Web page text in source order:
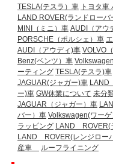
TESLA(テスラ）車 トヨタ車
LAND ROVER(ランドローバ
MINI（ミニ）車 AUDI（アウ
PORSCHE（ポルシェ）車
AUDI（アウディ)車 VOLVO
Benz(ベンツ）車
ーティング TESLA(テスラ)車
JAGUAR(ジャガー)車 LAND
ー)車 GW休業について 未分
JAGUAR（ジャガー）車
バー）車 Volkswagen(ワー
ラッピング LAND ROVER(
LAND ROVER(レンジロー
産車
ルーフライニング